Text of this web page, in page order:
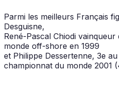
Parmi les meilleurs Français
Desguisne,
René-Pascal Chiodi
monde off-shore en 1999
et Philippe Dessertenne, 3e
championnat du monde 2001